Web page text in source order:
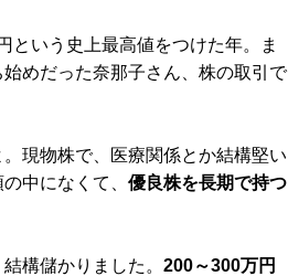
いう史上最高値をつけた年。ま
めだった奈那子さん、株の取引で
現物株で、医療関係とか結構堅い
中になくて、 優良株を長期で持つ
構儲かりました。 200～300万円